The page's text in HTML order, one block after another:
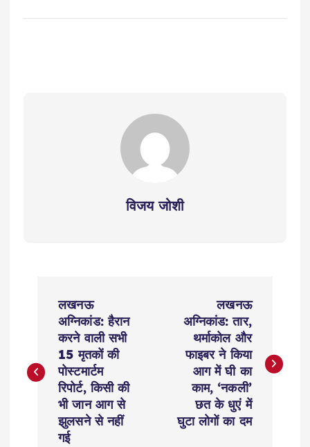
विजय जोशी
s
लखनऊ
अग्निकांड: हैरान
करने वाली सभी
15 मृतकों की
पोस्टमार्टम
रिपोर्ट, किसी की
भी जान आग से
झुलसने से नहीं
गई
लखनऊ
अग्निकांड: तार,
थर्माकोल और
फाइबर ने किया
आग में घी का
काम, ‘नकली’
छत के धुएं में
घुटा लोगों का दम